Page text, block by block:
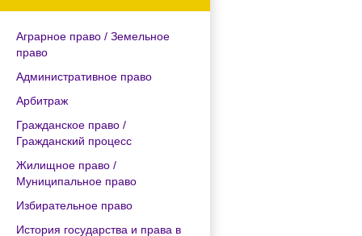
Аграрное право / Земельное
право
Административное право
Арбитраж
Гражданское право /
Гражданский процесс
Жилищное право /
Муниципальное право
Избирательное право
История государства и права в